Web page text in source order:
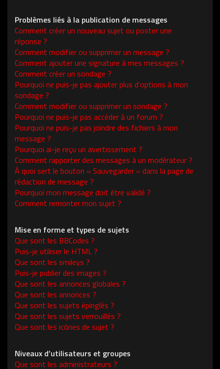
Problèmes liés à la publication de messages
Comment créer un nouveau sujet ou poster une
réponse ?
Comment modifier ou supprimer un message ?
Comment ajouter une signature à mes messages ?
Comment créer un sondage ?
Pourquoi ne puis-je pas ajouter plus d’options à mon
sondage ?
Comment modifier ou supprimer un sondage ?
Pourquoi ne puis-je pas accéder à un forum ?
Pourquoi ne puis-je pas joindre des fichiers à mon
message ?
Pourquoi ai-je reçu un avertissement ?
Comment rapporter des messages à un modérateur ?
À quoi sert le bouton « Sauvegarder » dans la page de
rédaction de message ?
Pourquoi mon message doit être validé ?
Comment remonter mon sujet ?
Mise en forme et types de sujets
Que sont les BBCodes ?
Puis-je utiliser le HTML ?
Que sont les smileys ?
Puis-je publier des images ?
Que sont les annonces globales ?
Que sont les annonces ?
Que sont les sujets épinglés ?
Que sont les sujets verrouillés ?
Que sont les icônes de sujet ?
Niveaux d’utilisateurs et groupes
Que sont les administrateurs ?